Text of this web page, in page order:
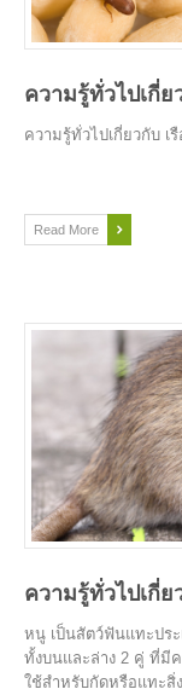
ความรู้ทั่วไปเกี่
ความรู้ทั่วไปเกี่ยวกับ
Read More
ความรู้ทั่วไปเกี่
หนู เป็นสัตว์ฟันแทะปร
ทั้งบนและล่าง 2 คู่ ที่มี
ใช้สำหรับกัดหรือแทะสิ่